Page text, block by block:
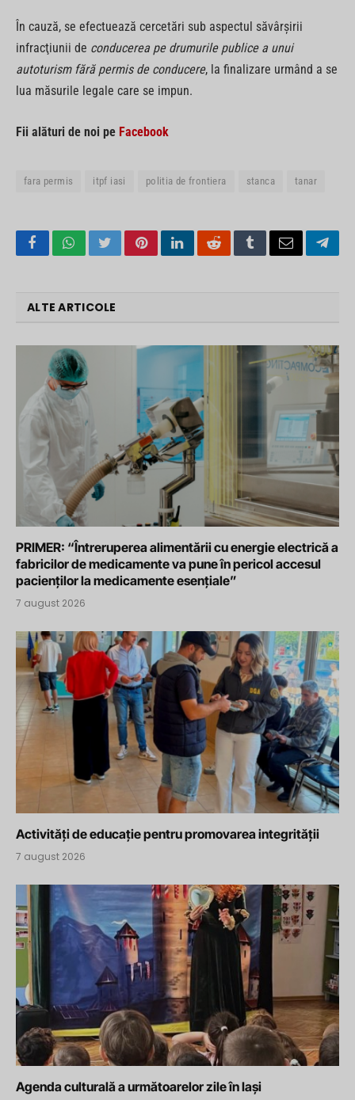
În cauză, se efectuează cercetări sub aspectul săvârşirii
infracţiunii de conducerea pe drumurile publice a unui
autoturism fără permis de conducere, la finalizare urmând a se
lua măsurile legale care se impun.
Fii alături de noi pe Facebook
fara permis itpf iasi politia de frontiera stanca tanar
FacebookWhatsApp
TwitterPinterestLinkedInRedditTumblrEmail
ALTE ARTICOLE
PRIMER: “Întreruperea alimentării cu energie electrică a
fabricilor de medicamente va pune în pericol accesul
pacienților la medicamente esențiale”
7 august 2026
Activități de educație pentru promovarea integrității
7 august 2026
Agenda culturală a următoarelor zile în Iași